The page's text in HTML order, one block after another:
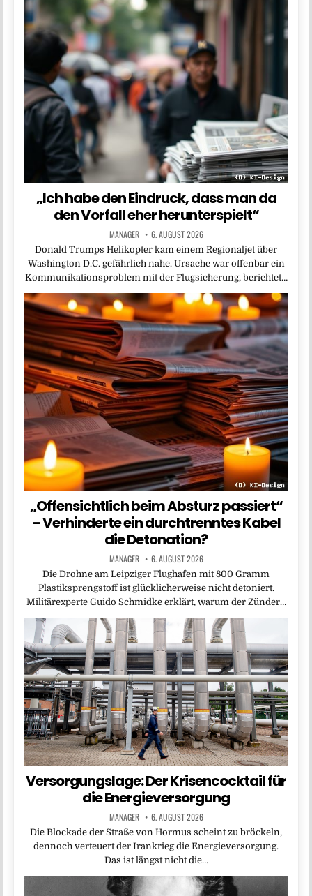
„Ich habe den Eindruck, dass man da
den Vorfall eher herunterspielt“
MANAGER 6. AUGUST 2026
Donald Trumps Helikopter kam einem Regionaljet über
Washington D.C. gefährlich nahe. Ursache war offenbar ein
Kommunikationsproblem mit der Flugsicherung, berichtet…
„Offensichtlich beim Absturz passiert“
– Verhinderte ein durchtrenntes Kabel
die Detonation?
MANAGER 6. AUGUST 2026
Die Drohne am Leipziger Flughafen mit 800 Gramm
Plastiksprengstoff ist glücklicherweise nicht detoniert.
Militärexperte Guido Schmidke erklärt, warum der Zünder…
Versorgungslage: Der Krisencocktail für
die Energieversorgung
MANAGER 6. AUGUST 2026
Die Blockade der Straße von Hormus scheint zu bröckeln,
dennoch verteuert der Irankrieg die Energieversorgung.
Das ist längst nicht die…